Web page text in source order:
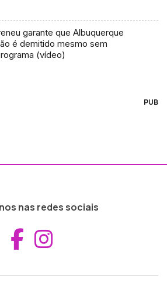
garante que Albuquerque
é demitido mesmo sem
(vídeo)
PUB
nas redes sociais
Aceder ao